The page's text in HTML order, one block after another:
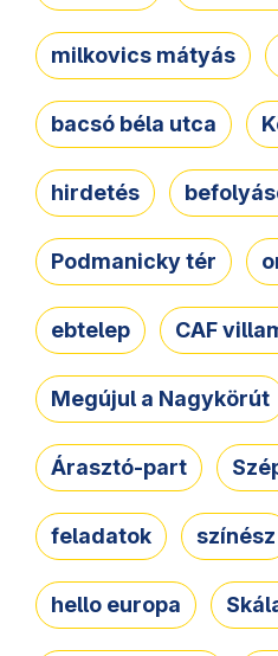
milkovics mátyás
bacsó béla utca
hirdetés
Podmanicky tér
ebtelep CAF
Megújul a Nagykörút
Árasztó-part
feladatok színész
hello europa